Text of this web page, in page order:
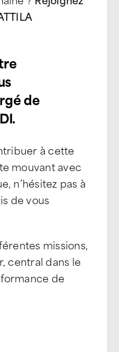
de
à cette
mouvant avec
n’hésitez pas à
de vous
missions,
central dans le
de